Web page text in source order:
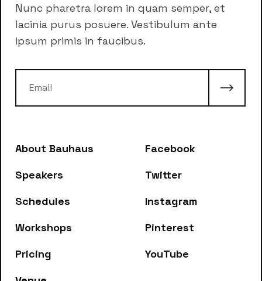
Nunc pharetra lorem in quam semper, et
lacinia purus posuere. Vestibulum ante
ipsum primis in faucibus.
About Bauhaus
Speakers
Schedules
Workshops
Pricing
Facebook
Twitter
Instagram
Pinterest
YouTube